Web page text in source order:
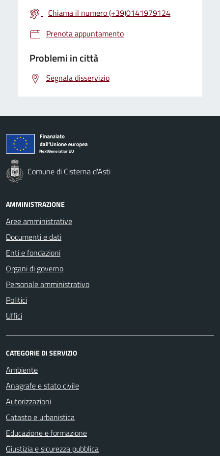
Chiama il numero (+39)0141979124
Prenota appuntamento
Problemi in città
Segnala disservizio
Comune di Cisterna d'Asti
AMMINISTRAZIONE
Aree amministrative
Documenti e dati
Enti e fondazioni
Organi di governo
Personale amministrativo
Politici
Uffici
CATEGORIE DI SERVIZIO
Ambiente
Anagrafe e stato civile
Autorizzazioni
Catasto e urbanistica
Educazione e formazione
Giustizia e sicurezza pubblica